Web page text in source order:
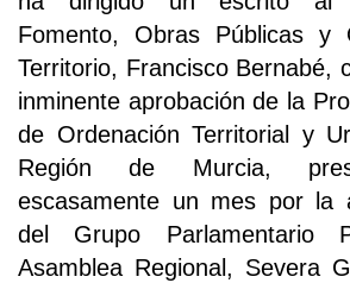
Fomento, Obras Públicas y
Territorio, Francisco Bernabé,
inminente aprobación de la
de Ordenación Territorial y
Región de Murcia,
escasamente un mes por la
del Grupo Parlamentario
Asamblea Regional, Severa